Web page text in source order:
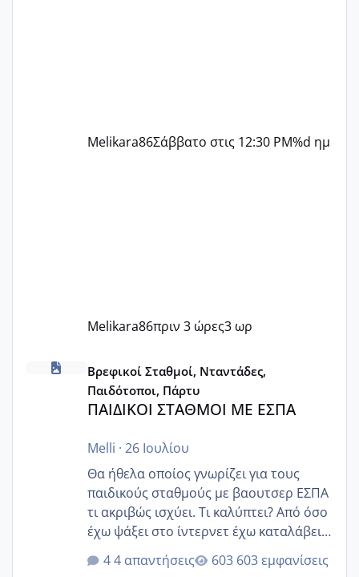
Melikara86Σάββατο στις 12:30 PM%d ημ
Melikara86πριν 3 ώρες3 ωρ
ΠΑΙΔΙΚΟΙ ΣΤΑΘΜΟΙ ΜΕ ΕΣΠΑ
Βρεφικοί Σταθμοί, Νταντάδες,
Παιδότοποι, Πάρτυ
ΠΑΙΔΙΚΟΙ ΣΤΑΘΜΟΙ ΜΕ ΕΣΠΑ
Melli · 26 Ιουλίου
Θα ήθελα οποίος γνωρίζει για τους
παιδικούς σταθμούς με βαουτσερ ΕΣΠΑ
τι ακριβώς ισχύει. Τι καλύπτει? Από όσο
έχω ψάξει στο ίντερνετ έχω καταλάβει
ότι το βαουτσερ καλύπτει όλα τα
δίδακτρα και τα τροφεια του ιδιωτικού
4 απαντήσεις 603 εμφανίσεις